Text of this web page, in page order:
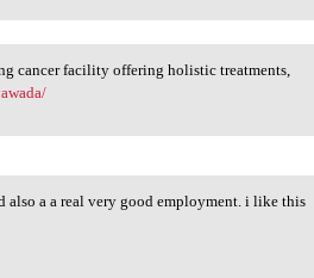
cancer facility offering holistic treatments,
a a real very good employment. i like this